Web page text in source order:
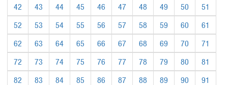
42
43 44 45 46 47 48 49 50
51
52
53 54 55 56 57 58 59 60
61
62
63 64 65 66 67 68 69 70
71
72
73 74 75 76 77 78 79 80
81
82
83 84 85 86 87 88 89 90
91